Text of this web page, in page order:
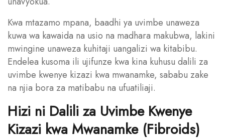
Kwa mtazamo mpana, baadhi ya uvimbe unaweza
kuwa wa kawaida na usio na madhara makubwa, lakini
mwingine unaweza kuhitaji uangalizi wa kitabibu.
Endelea kusoma ili ujifunze kwa kina kuhusu dalili za
uvimbe kwenye kizazi kwa mwanamke, sababu zake
na njia bora za matibabu na ufuatiliaji.
Hizi ni Dalili za Uvimbe Kwenye
Kizazi kwa Mwanamke (Fibroids)